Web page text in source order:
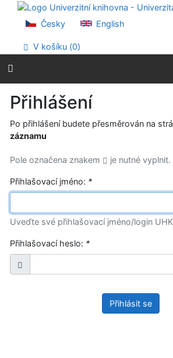
Přejít na obsah
Přejít na menu
Prohlášení o webové přístupnosti
Česky English
V košíku (0)
Přihlášení
Po přihlášení budete přesměrován na
záznamu
Pole označena znakem je nutné vyplnit.
Přihlašovací jméno: *
Uveďte své přihlašovací jméno/login
Přihlašovací heslo: *
Přihlásit se